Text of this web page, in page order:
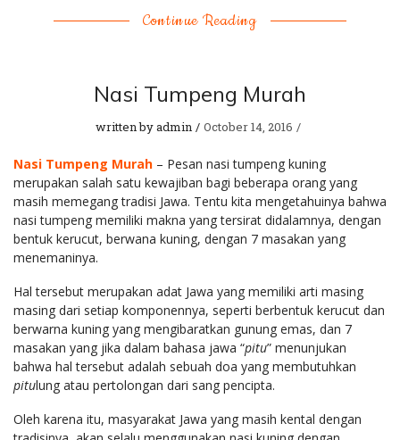
Continue Reading
Nasi Tumpeng Murah
written byadmin October 14, 2016
Nasi Tumpeng Murah – Pesan nasi tumpeng kuning
merupakan salah satu kewajiban bagi beberapa orang yang
masih memegang tradisi Jawa. Tentu kita mengetahuinya bahwa
nasi tumpeng memiliki makna yang tersirat didalamnya, dengan
bentuk kerucut, berwana kuning, dengan 7 masakan yang
menemaninya.
Hal tersebut merupakan adat Jawa yang memiliki arti masing
masing dari setiap komponennya, seperti berbentuk kerucut dan
berwarna kuning yang mengibaratkan gunung emas, dan 7
masakan yang jika dalam bahasa jawa “pitu” menunjukan
bahwa hal tersebut adalah sebuah doa yang membutuhkan
pitulung atau pertolongan dari sang pencipta.
Oleh karena itu, masyarakat Jawa yang masih kental dengan